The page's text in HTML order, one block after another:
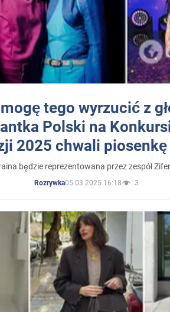
tego wyrzucić z
Polski na
2025 chwali
będzie reprezentowana przez zespół
Rozrywka05.03.2025 16:18 3